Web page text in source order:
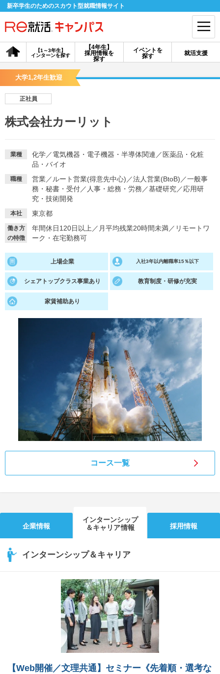
新卒学生のためのスカウト型就職情報サイト
【4年生】
採用情報を
探す
【1～3年生】
インターンを探す
イベントを
探す
就活支援
会員登録 ログイン
探す
イベントを探す スカウト お知らせ
就活ノウハウ・サポート
就活支援
就活ノウハウが満載！ お役立ち記事・相談室など
適職診断 就活チャンネル
就活ニュースペーパー
不明点があればこちら
大学1,2年生歓迎
正社員
株式会社カーリット
業種 化学／電気機器・電子機器・半導体関連 ／ 医薬品・化粧
品・バイオ
職種 営業／ ルート営業(得意先中心) ／法人営業(BtoB) ／一般事
務・秘書・受付／ 人事・総務・労務 ／基礎研究／応用研
究・技術開発
本社 東京都
働き方
の特徴
年間休日120日以上 ／ 月平均残業20時間未満／ リモートワ
ーク・在宅勤務可
上場企業 入社3年以内離職率15％以下
シェアトップクラス事業あり 教育制度・研修が充実
家賃補助あり
コース一覧
企業情報
インターンシップ
＆キャリア情報
採用情報
インターンシップ＆キャリア
【Web開催／文理共通】セミナー《先着順・選考な